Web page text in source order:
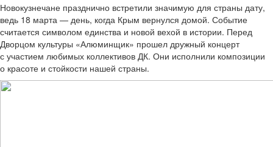
Новокузнечане празднично встретили значимую для страны дату,
ведь 18 марта — день, когда Крым вернулся домой. Событие
считается символом единства и новой вехой в истории. Перед
Дворцом культуры «Алюминщик» прошел дружный концерт
с участием любимых коллективов ДК. Они исполнили композиции
о красоте и стойкости нашей страны.